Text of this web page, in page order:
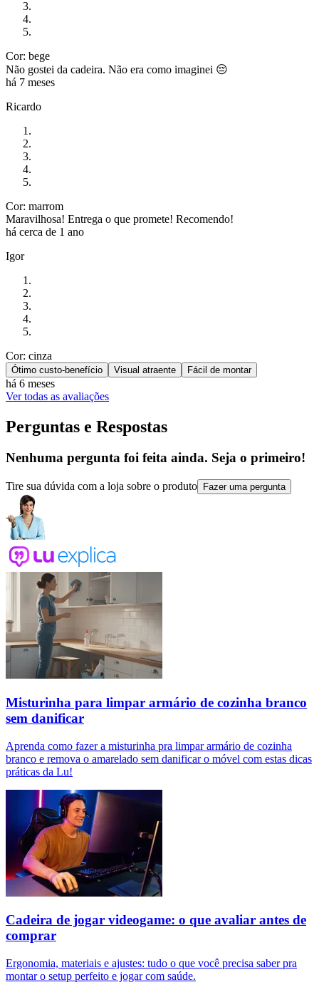
Cor: bege
Não gostei da cadeira. Não era como imaginei 😔
há 7 meses
Ricardo
Cor: marrom
Maravilhosa! Entrega o que promete! Recomendo!
há cerca de 1 ano
Igor
Cor: cinza
Ótimo custo-benefício Visual atraente Fácil de montar
há 6 meses
Ver todas as avaliações
Perguntas e Respostas
Nenhuma pergunta foi feita ainda. Seja o primeiro!
Tire sua dúvida com a loja sobre o produto Fazer uma pergunta
Misturinha para limpar armário de cozinha branco
sem danificar
Aprenda como fazer a misturinha pra limpar armário de cozinha
branco e remova o amarelado sem danificar o móvel com estas dicas
práticas da Lu!
Cadeira de jogar videogame: o que avaliar antes de
comprar
Ergonomia, materiais e ajustes: tudo o que você precisa saber pra
montar o setup perfeito e jogar com saúde.